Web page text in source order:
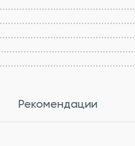
Рекомендации